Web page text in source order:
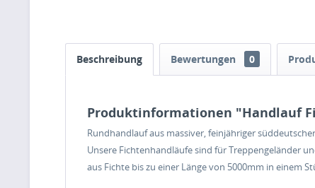
Beschreibung Bewertungen 0
Produktinformationen "Handlauf
Rundhandlauf aus massiver, feinjähriger
Unsere Fichtenhandläufe sind für Treppengeländer
aus Fichte bis zu einer Länge von 5000mm in einem